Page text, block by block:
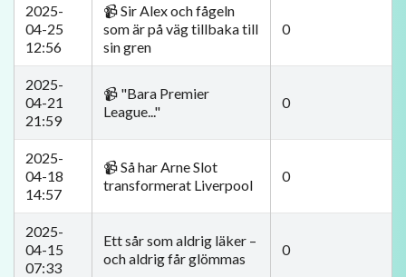
2025-
04-25
12:56
📹 Sir Alex och fågeln
som är på väg tillbaka till
sin gren
0
2025-
04-21
21:59
📹 "Bara Premier
League..."
0
2025-
04-18
14:57
📹 Så har Arne Slot
transformerat Liverpool
0
2025-
04-15
07:33
Ett sår som aldrig läker –
och aldrig får glömmas
0